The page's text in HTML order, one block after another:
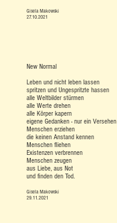
Gisela Makowski
27.10.2021
New Normal
Leben und nicht leben lassen
spritzen und Ungespritzte hassen
alle Weltbilder stürmen
alle Werte drehen
alle Körper kapern
eigene Gedanken - nur ein Versehen
Menschen erziehen
die keinen Anstand kennen
Menschen fliehen
Existenzen verbrennen
Menschen zeugen
aus Liebe, aus Not
und finden den Tod.
Gisela Makowski
29.11.2021